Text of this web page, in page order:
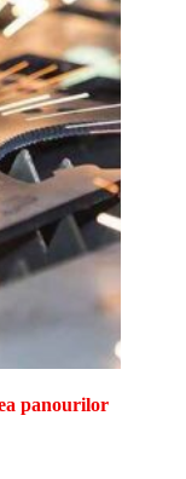
panourilor